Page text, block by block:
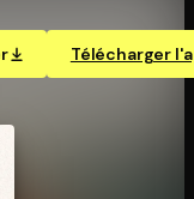
Télécharger